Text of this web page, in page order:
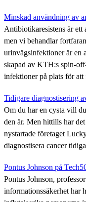
Minskad användning av
Antibiotikaresistens är ett
men vi behandlar
urinvägsinfektioner är en
skapad av KTH:s spin-
infektioner på plats för att
Tidigare diagnostisering
Om du har en cysta vill
den är. Men hittills har
nystartade företaget
diagnostisera cancer
Pontus Johnson på
Pontus Johnson,
informationssäkerhet har